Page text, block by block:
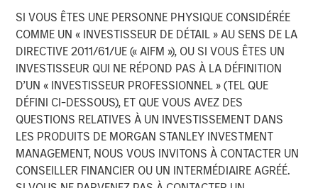
SI VOUS ÊTES UNE PERSONNE PHYSIQUE CONSIDÉRÉE
COMME UN « INVESTISSEUR DE DÉTAIL » AU SENS DE LA
DIRECTIVE 2011/61/UE (« AIFM »), OU SI VOUS ÊTES UN
INVESTISSEUR QUI NE RÉPOND PAS À LA DÉFINITION
D’UN « INVESTISSEUR PROFESSIONNEL » (TEL QUE
DÉFINI CI-DESSOUS), ET QUE VOUS AVEZ DES
QUESTIONS RELATIVES À UN INVESTISSEMENT DANS
LES PRODUITS DE MORGAN STANLEY INVESTMENT
MANAGEMENT, NOUS VOUS INVITONS À CONTACTER UN
CONSEILLER FINANCIER OU UN INTERMÉDIAIRE AGRÉÉ.
Fusion Announces
Definitive Agreement to
Acquire Birch
Communications' Cloud and
Business Services Business
Transaction expected to create one of the largest North
American cloud services providers, with total pro forma